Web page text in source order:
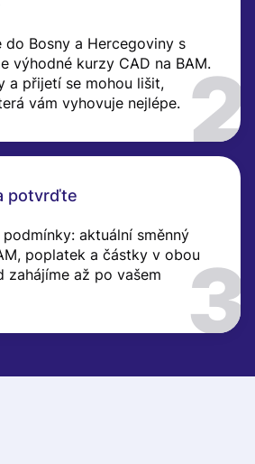
do Bosny a Hercegoviny s
výhodné kurzy CAD na BAM.
a přijetí se mohou lišit,
vám vyhovuje nejlépe.
potvrďte
aktuální směnný
poplatek a částky v obou
zahájíme až po vašem